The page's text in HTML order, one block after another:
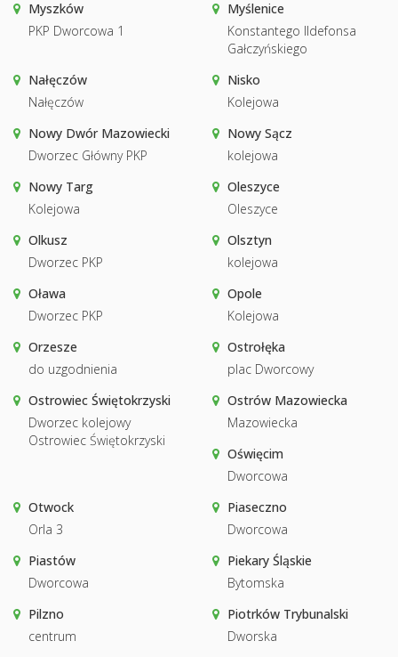
Myszków
PKP Dworcowa 1
Myślenice
Konstantego Ildefonsa
Gałczyńskiego
Nałęczów
Nałęczów
Nisko
Kolejowa
Nowy Dwór Mazowiecki
Dworzec Główny PKP
Nowy Sącz
kolejowa
Nowy Targ
Kolejowa
Oleszyce
Oleszyce
Olkusz
Dworzec PKP
Olsztyn
kolejowa
Oława
Dworzec PKP
Opole
Kolejowa
Orzesze
do uzgodnienia
Ostrołęka
plac Dworcowy
Ostrowiec Świętokrzyski
Dworzec kolejowy
Ostrowiec Świętokrzyski
Ostrów Mazowiecka
Mazowiecka
Oświęcim
Dworcowa
Otwock
Orla 3
Piaseczno
Dworcowa
Piastów
Dworcowa
Piekary Śląskie
Bytomska
Pilzno
centrum
Piotrków Trybunalski
Dworska